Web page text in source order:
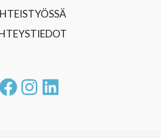
Facebook
Instagram
LinkedIn